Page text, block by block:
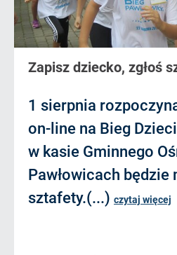
Zapisz dziecko, zgłoś
1 sierpnia
on-line na Bieg
w kasie Gminnego
Pawłowicach będzie
sztafety.(...) czytaj więcej